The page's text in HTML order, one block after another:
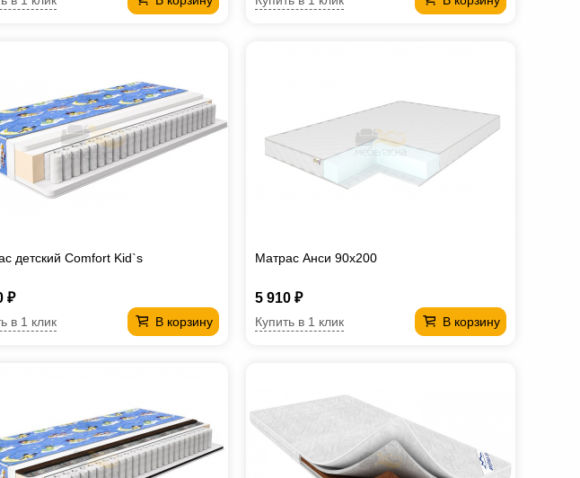
детский Comfort Kid`s
₽
В корзину
в 1 клик
Матрас Анси 90х200
5 910 ₽
В корзину
Купить в 1 клик